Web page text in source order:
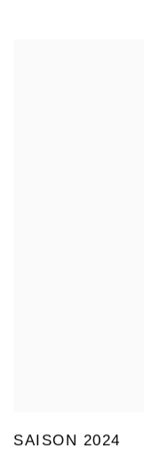
SAISON 2024